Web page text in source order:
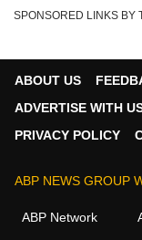
Tags : Redmi 10
SPONSORED LINKS BY
ABOUT US
ADVERTISE WITH
PRIVACY POLICY
ABP NEWS GROUP
ABP Network